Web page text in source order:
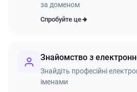
за доменом
Спробуйте це
Знайомство з
Знайдіть професійні
іменами